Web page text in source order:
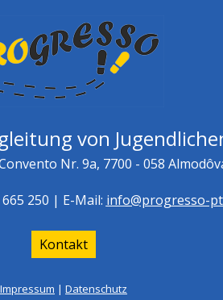
von
Nr. 9a, 7700 - 058
250 | E-Mail: info@progresso-
Kontakt
Impressum | Datenschutz